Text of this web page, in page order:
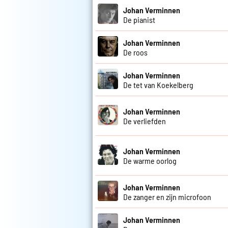
Johan Verminnen
De pianist
Johan Verminnen
De roos
Johan Verminnen
De tet van Koekelberg
Johan Verminnen
De verliefden
Johan Verminnen
De warme oorlog
Johan Verminnen
De zanger en zijn microfoon
Johan Verminnen